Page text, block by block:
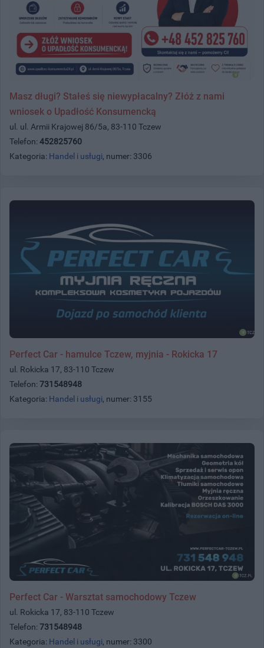
Masz długi? Stałeś się niewypłacalny? Złóż z nami
wniosek o Upadłość Konsumencką
ul. ul. Armii Krajowej 86/5a, 83-110 Tczew
Telefon: 452825760
Kategoria: Handel i usługi, numer: 3306
Perfect Car - hamulce Tczew, myjnia - Rokicka 17
ul. Rokicka 17, 83-110 Tczew
Telefon: 731548948
Kategoria: Handel i usługi, numer: 3155
Perfect Car - Warsztat samochodowy Tczew
ul. Rokicka 17, 83-110 Tczew
Telefon: 731548948
Kategoria: Handel i usługi, numer: 3300